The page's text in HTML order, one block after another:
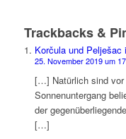
Trackbacks &
Korčula und
25. November 2019 um
[…] Natürlich sind vor
Sonnenuntergang
der
[…]